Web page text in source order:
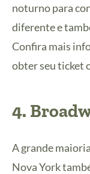
noturno para
diferente e
Confira mais
obter seu ticket
4.
A grande
Nova York